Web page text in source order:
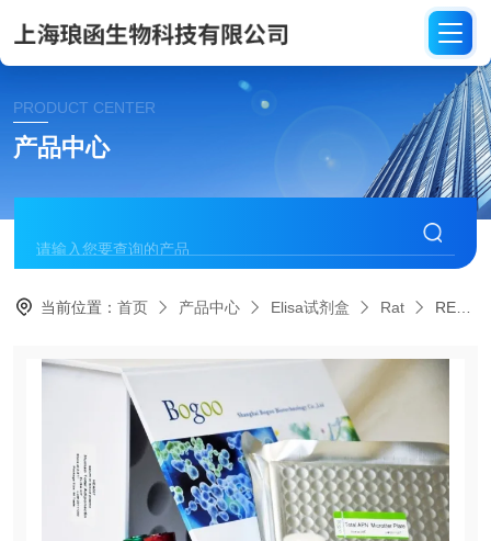
PRODUCT CENTER
产品中心
当前位置：首页 产品中心 Elisa试剂盒 Rat REN016大鼠神经型一氧化氮合酶